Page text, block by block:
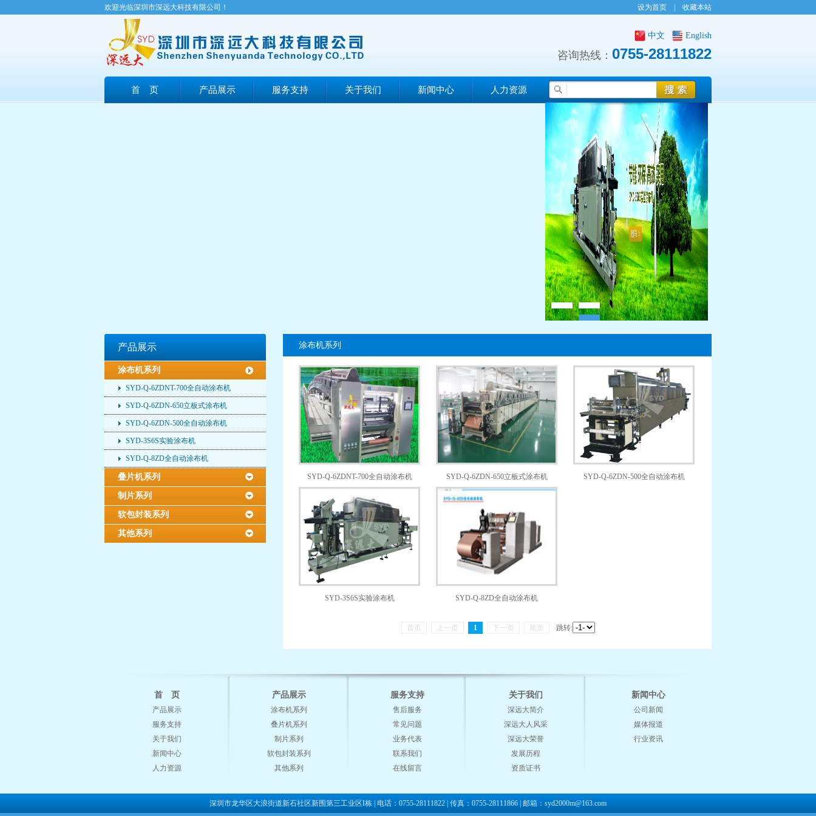
欢迎光临深圳市深远大科技有限公司！ 设为首页 收藏本站
English
中文
咨询热线： 0755-28111822
首 页 产品展示 服务支持 关于我们 新闻中心 人力资源
产品展示
涂布机系列
SYD-Q-6ZDNT-700全自动涂布机
SYD-Q-6ZDN-650立板式涂布机
SYD-Q-6ZDN-500全自动涂布机
SYD-3S6S实验涂布机
SYD-Q-8ZD全自动涂布机
叠片机系列
制片系列
软包封装系列
其他系列
涂布机系列
SYD-Q-6ZDNT-700全自动涂布机 SYD-Q-6ZDN-650立板式涂布机 SYD-Q-6ZDN-500全自动涂布机
SYD-3S6S实验涂布机 SYD-Q-8ZD全自动涂布机
首页 上一页 1 下一页 尾页 跳转:
首 页
产品展示
服务支持
关于我们
新闻中心
人力资源
产品展示
涂布机系列
叠片机系列
制片系列
软包封装系列
其他系列
服务支持
售后服务
常见问题
业务代表
联系我们
在线留言
关于我们
深远大简介
深远大人风采
深远大荣誉
发展历程
资质证书
新闻中心
公司新闻
媒体报道
行业资讯
深圳市龙华区大浪街道新石社区新围第三工业区I栋 | 电话：0755-28111822 | 传真：0755-28111866 | 邮箱：syd2000m@163.com